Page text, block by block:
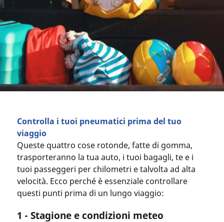
Controlla i tuoi pneumatici prima del tuo
viaggio
Queste quattro cose rotonde, fatte di gomma,
trasporteranno la tua auto, i tuoi bagagli, te e i
tuoi passeggeri per chilometri e talvolta ad alta
velocità. Ecco perché è essenziale controllare
questi punti prima di un lungo viaggio:
1 - Stagione e condizioni meteo